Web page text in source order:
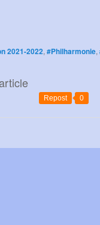
2021-2022, #Philharmonie,
Repost 0